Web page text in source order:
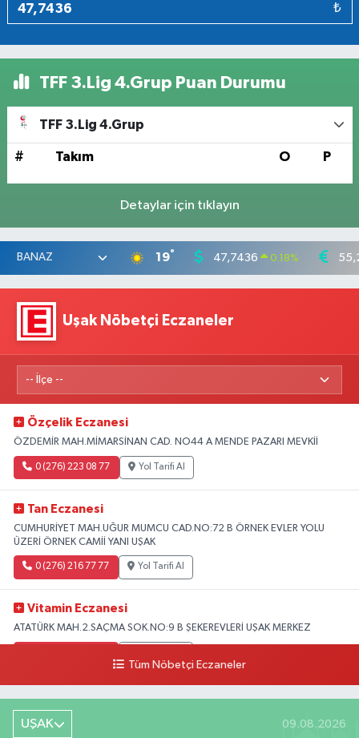
₺
TFF 3.Lig 4.Grup Puan Durumu
TFF 3.Lig 4.Grup
# Takım O P
Detaylar için tıklayın
19° 47,7436 0.18%
Uşak Nöbetçi Eczaneler
Özçelik Eczanesi
ÖZDEMİR MAH.MİMARSİNAN CAD. NO44 A MENDE PAZARI MEVKİİ
0 (276) 223 08 77 Yol Tarifi Al
Tan Eczanesi
CUMHURİYET MAH.UĞUR MUMCU CAD.NO:72 B ÖRNEK EVLER YOLU
ÜZERİ ÖRNEK CAMİİ YANI UŞAK
0 (276) 216 77 77 Yol Tarifi Al
Vitamin Eczanesi
ATATÜRK MAH.2.SAÇMA SOK.NO:9 B ŞEKEREVLERİ UŞAK MERKEZ
Tüm Nöbetçi Eczaneler
UŞAK 09.08.2026